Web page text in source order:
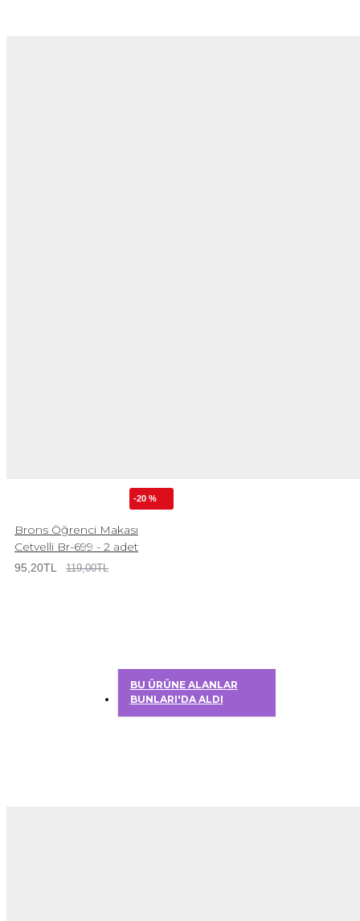
-20 %
Brons Öğrenci Makası
Cetvelli Br-699 - 2 adet
95,20TL 119,00TL
BU ÜRÜNE ALANLAR
BUNLARI'DA ALDI